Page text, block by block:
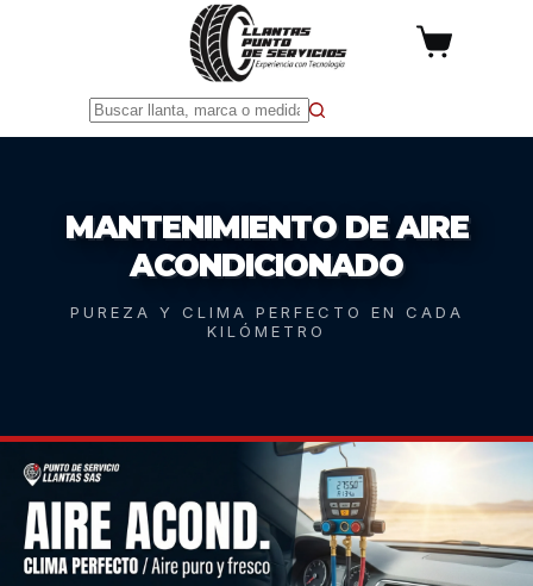
Carro
MANTENIMIENTO DE AIRE
ACONDICIONADO
PUREZA Y CLIMA PERFECTO EN CADA
KILÓMETRO